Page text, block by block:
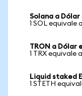
Solana a
1 SOL equivale
TRON a Dólar
1 TRX equivale
Liquid staked
1 STETH